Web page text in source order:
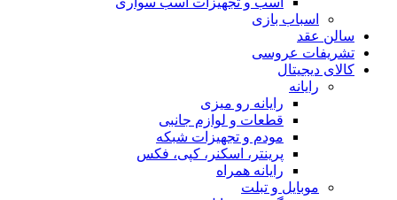
اسباب‌ بازی
سالن عقد
تشریفات عروسی
کالای دیجیتال
رایانه
رایانه رو میزی
قطعات و لوازم جانبی
مودم و تجهیزات شبکه
پرینتر، اسکنر، کپی، فکس
رایانه همراه
موبایل و تبلت